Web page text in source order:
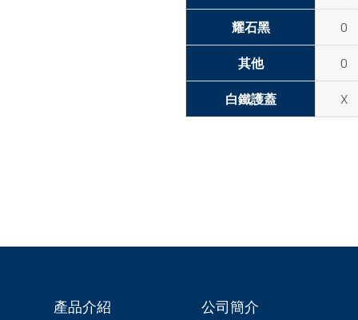
耀石黑 O
其他 O
白鐵護蓋 X
產品介紹
公司簡介